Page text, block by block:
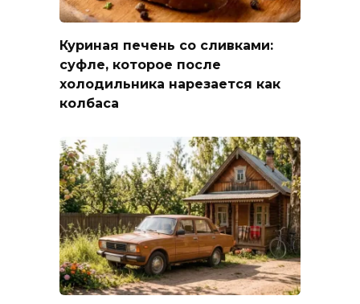
Куриная печень со сливками:
суфле, которое после
холодильника нарезается как
колбаса